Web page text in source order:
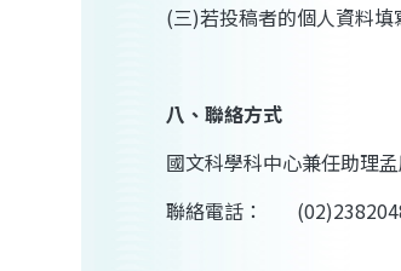
(三)若投稿者的個人資料
八、聯絡方式
國文科學科中心兼任助理
聯絡電話：